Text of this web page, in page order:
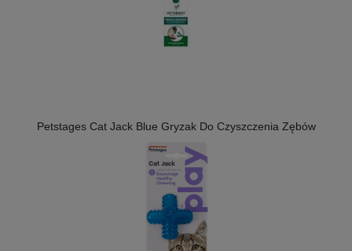
Petstages Cat Jack Blue Gryzak Do Czyszczenia Zębów